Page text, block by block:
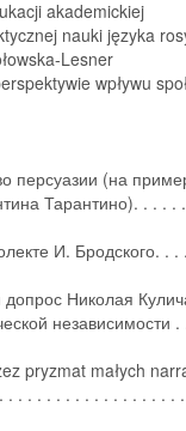
akademickiej
nauki języka
Lesner
wpływu
персуазии (на
Тарантино). . . .
И. Бродского. .
Николая
pryzmat małych
. . . . . . . . . . . . . . . . .